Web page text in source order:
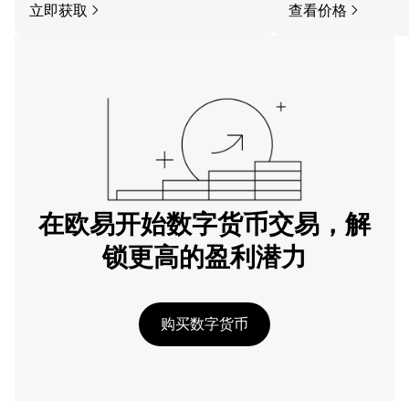
立即获取 查看价格
在欧易开始数字货币交易，解
锁更高的盈利潜力
购买数字货币